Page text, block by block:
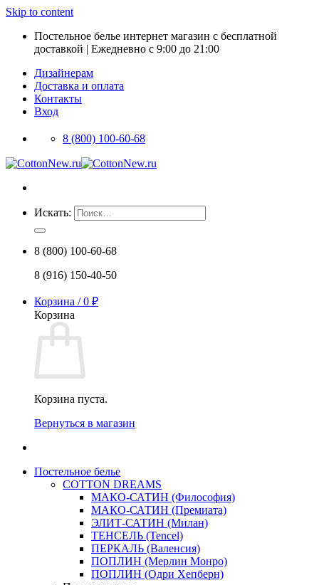
Skip to content
Постельное белье интернет магазин с бесплатной
доставкой | Ежедневно с 9:00 до 21:00
Дизайнерам
Доставка и оплата
Контакты
Вход
8 (800) 100-60-68
Искать:
8 (800) 100-60-68
8 (916) 150-40-50
Корзина /0 ₽
Корзина
Корзина пуста.
Вернуться в магазин
Постельное белье
COTTON DREAMS
МАКО-САТИН (Философия)
МАКО-САТИН (Премиата)
ЭЛИТ-САТИН (Милан)
ТЕНСЕЛЬ (Tencel)
ПЕРКАЛЬ (Валенсия)
ПОПЛИН (Мерлин Монро)
ПОПЛИН (Одри Хепберн)